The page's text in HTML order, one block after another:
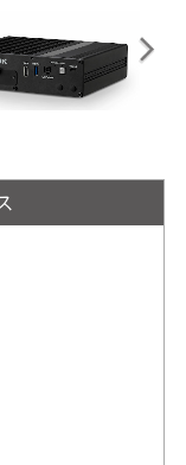
Jetson Xavier™NX Edge推